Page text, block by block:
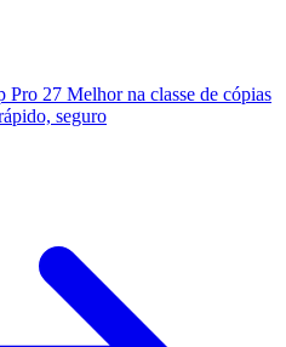
Pro 27 Melhor na classe de cópias
seguro